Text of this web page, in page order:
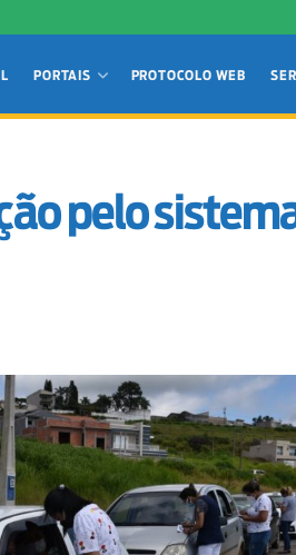
PORTAIS PROTOCOLO WEB
pelo